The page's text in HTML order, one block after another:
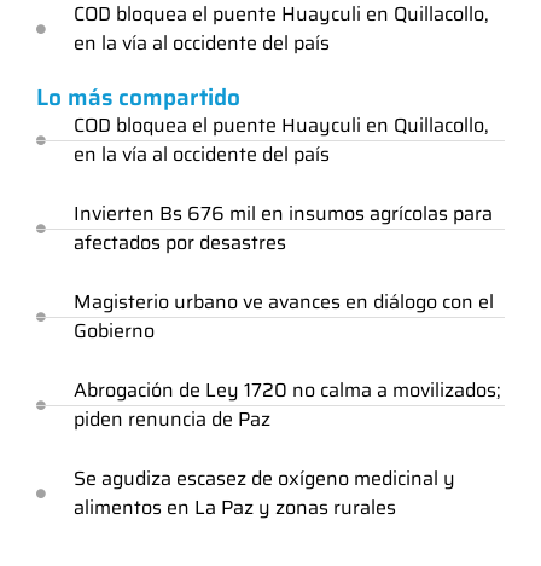
COD bloquea el puente Huayculi en Quillacollo,
en la vía al occidente del país
Lo más compartido
COD bloquea el puente Huayculi en Quillacollo,
en la vía al occidente del país
Invierten Bs 676 mil en insumos agrícolas para
afectados por desastres
Magisterio urbano ve avances en diálogo con el
Gobierno
Abrogación de Ley 1720 no calma a movilizados;
piden renuncia de Paz
Se agudiza escasez de oxígeno medicinal y
alimentos en La Paz y zonas rurales